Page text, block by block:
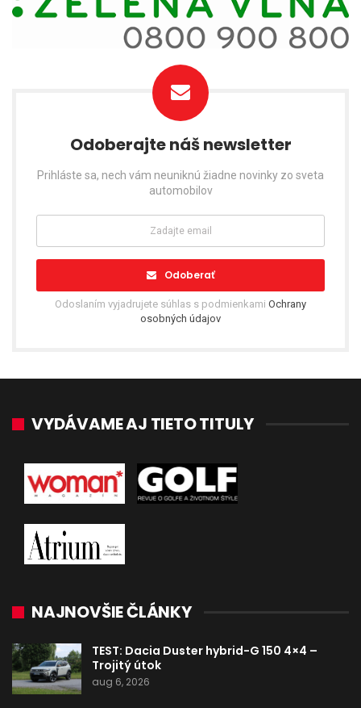
Odoberajte náš newsletter
Prihláste sa, nech vám neuniknú žiadne novinky zo sveta
automobilov
Odoberať
Odoslaním vyjadrujete súhlas s podmienkami Ochrany
osobných údajov
VYDÁVAME AJ TIETO TITULY
NAJNOVŠIE ČLÁNKY
TEST: Dacia Duster hybrid-G 150 4×4 –
Trojitý útok
aug 6, 2026